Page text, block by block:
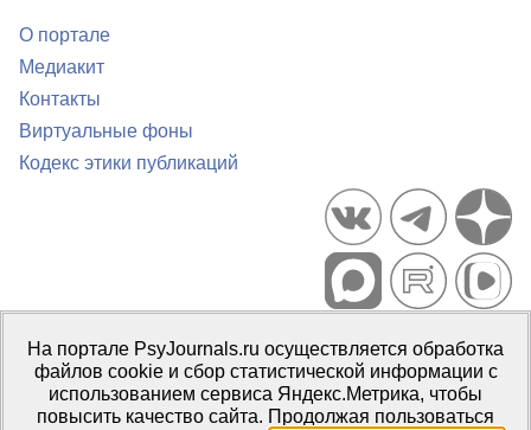
О портале
Медиакит
Контакты
Виртуальные фоны
Кодекс этики публикаций
Портал психологических изданий PsyJournals.ru, 2007–2026
Правила использования материалов
Свидетельство регистрации СМИЭл № ФС77-66447 от 14 июля
2016 г.
На портале PsyJournals.ru осуществляется обработка
файлов cookie и сбор статистической информации с
использованием сервиса Яндекс.Метрика, чтобы
повысить качество сайта. Продолжая пользоваться